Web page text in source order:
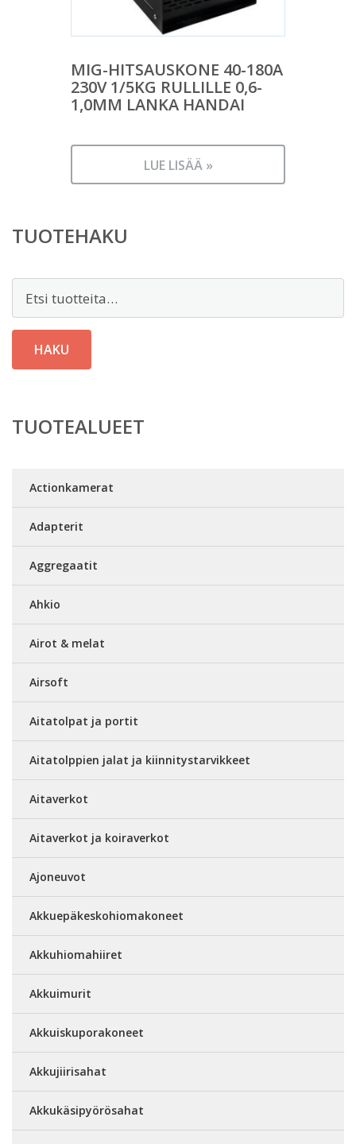
MIG-HITSAUSKONE 40-180A
230V 1/5KG RULLILLE 0,6-
1,0MM LANKA HANDAI
LUE LISÄÄ »
TUOTEHAKU
HAKU
TUOTEALUEET
Actionkamerat
Adapterit
Aggregaatit
Ahkio
Airot & melat
Airsoft
Aitatolpat ja portit
Aitatolppien jalat ja kiinnitystarvikkeet
Aitaverkot
Aitaverkot ja koiraverkot
Ajoneuvot
Akkuepäkeskohiomakoneet
Akkuhiomahiiret
Akkuimurit
Akkuiskuporakoneet
Akkujiirisahat
Akkukäsipyörösahat